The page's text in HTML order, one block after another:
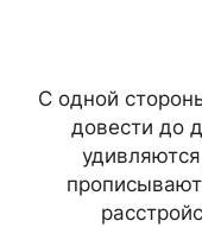
С одной
довести до